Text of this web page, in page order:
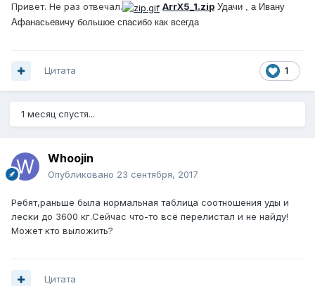
Привет. Не раз отвечал. ArrX5_1.zip Удачи , а Ивану
Афанасьевичу большое спасибо как всегда
1
Цитата
1 месяц спустя...
Whoojin
Опубликовано 23 сентября, 2017
Ребят,раньше была нормальная таблица соотношения уды и
лески до 3600 кг.Сейчас что-то всё перелистал и не найду!
Может кто выложить?
Цитата